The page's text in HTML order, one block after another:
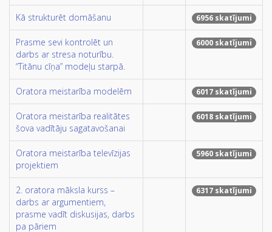
Kā strukturēt domāšanu 6956 skatījumi
Prasme sevi kontrolēt un
darbs ar stresa noturību.
“Titānu cīņa” modeļu starpā.
6000 skatījumi
Oratora meistarība modelēm 6017 skatījumi
Oratora meistarība realitātes
šova vadītāju sagatavošanai
6018 skatījumi
Oratora meistarība televīzijas
projektiem
5960 skatījumi
2. oratora māksla kurss –
darbs ar argumentiem,
prasme vadīt diskusijas, darbs
pa pāriem
6317 skatījumi